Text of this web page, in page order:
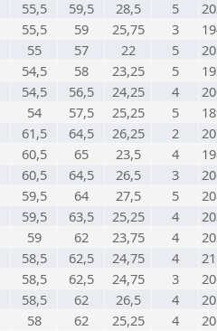
55,5 59,5 28,5 5
55,5 59 25,75 3
55 57 22 5
54,5 58 23,25 5
54,5 56,5 24,25 4
54 57,5 25,25 5
61,5 64,5 26,25 2
60,5 65 23,5 4
60,5 64,5 26,5 3
59,5 64 27,5 5
59,5 63,5 25,25 4
59 62 23,75 4
58,5 62,5 24,75 4
58,5 62,5 24,75 3
58,5 62 26,5 4
58 62 25,25 4